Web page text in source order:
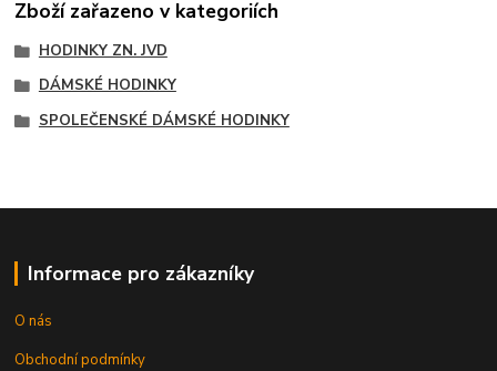
Zboží zařazeno v kategoriích
HODINKY ZN. JVD
DÁMSKÉ HODINKY
SPOLEČENSKÉ DÁMSKÉ HODINKY
Informace pro zákazníky
O nás
Obchodní podmínky